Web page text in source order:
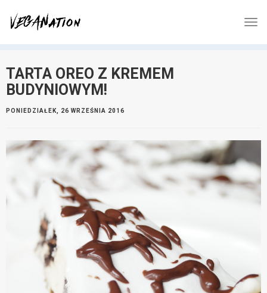
TARTA OREO Z KREMEM
BUDYNIOWYM!
PONIEDZIAŁEK, 26 WRZEŚNIA 2016